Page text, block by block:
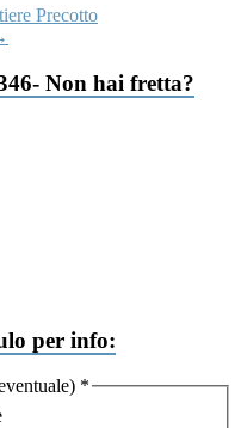
Precotto
Non hai fretta?
per info:
*